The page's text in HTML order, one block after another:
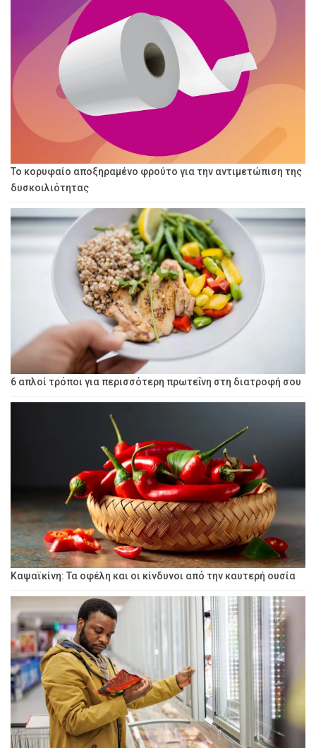
Το κορυφαίο αποξηραμένο φρούτο για την αντιμετώπιση της
δυσκοιλιότητας
6 απλοί τρόποι για περισσότερη πρωτεΐνη στη διατροφή σου
Καψαϊκίνη: Τα οφέλη και οι κίνδυνοι από την καυτερή ουσία